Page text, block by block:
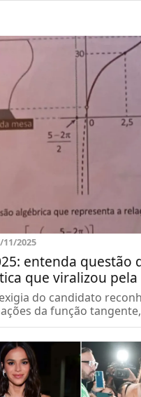
11/2025
entenda questão
que viralizou
do candidato
da função